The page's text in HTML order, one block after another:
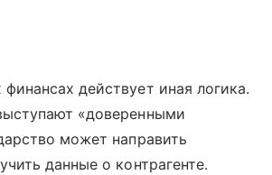
действует иная логика.
«доверенными
может направить
данные о контрагенте.